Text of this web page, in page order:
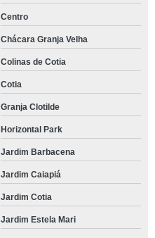
Centro
Chácara Granja Velha
Colinas de Cotia
Cotia
Granja Clotilde
Horizontal Park
Jardim Barbacena
Jardim Caiapiá
Jardim Cotia
Jardim Estela Mari